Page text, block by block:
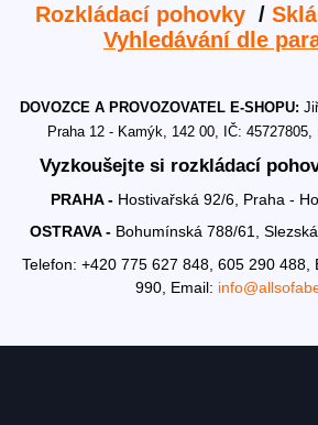
Rozkládací pohovky /
Vyhledávání dle
DOVOZCE A PROVOZOVATEL E-SHOPU:
Praha 12 - Kamýk, 142 00, IČ: 45727805,
Vyzkoušejte si rozkládací
PRAHA - Hostivařská 92/6, Praha -
OSTRAVA - Bohumínská 788/61,
Telefon: +420 775 627 848, 605 290 488,
990, Email: